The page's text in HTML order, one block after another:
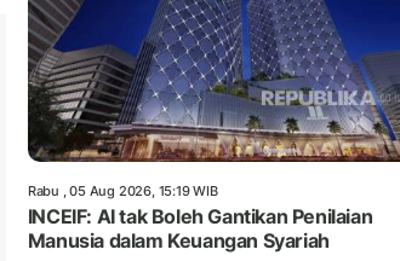
Rabu , 05 Aug 2026, 15:19 WIB
INCEIF: AI tak Boleh Gantikan Penilaian
Manusia dalam Keuangan Syariah